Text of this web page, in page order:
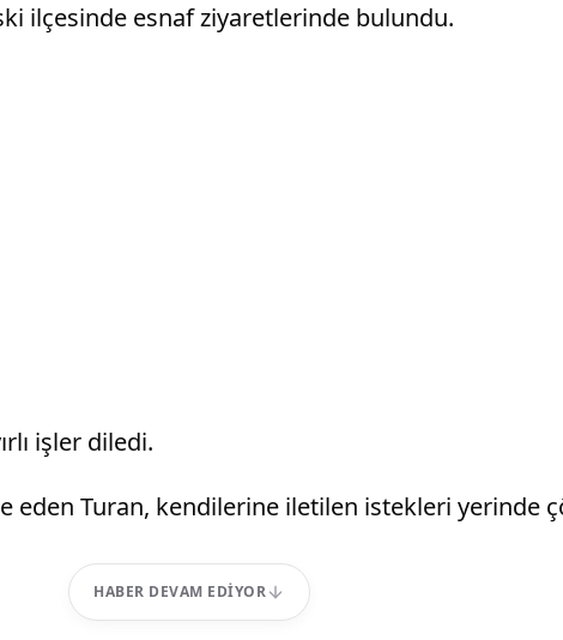
ilçesinde esnaf ziyaretlerinde bulundu.
işler diledi.
Turan, kendilerine iletilen istekleri yerinde
HABER DEVAM EDIYOR